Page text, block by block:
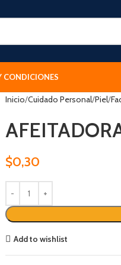
CONDICIONES
Inicio Cuidado Personal Piel
$0,30
Add to wishlist